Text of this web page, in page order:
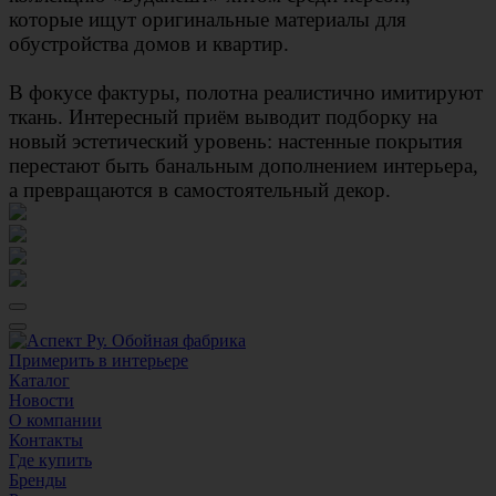
которые ищут оригинальные материалы для
обустройства домов и квартир.
В фокусе фактуры, полотна реалистично имитируют
ткань. Интересный приём выводит подборку на
новый эстетический уровень: настенные покрытия
перестают быть банальным дополнением интерьера,
а превращаются в самостоятельный декор.
Примерить в интерьере
Каталог
Новости
О компании
Контакты
Где купить
Бренды